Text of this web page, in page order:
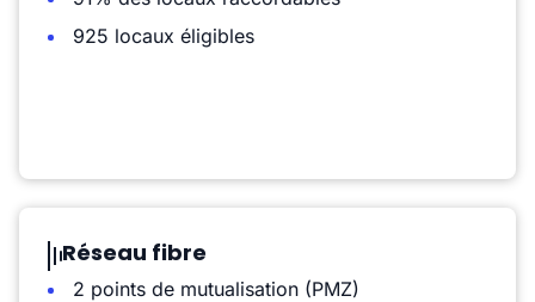
925 locaux éligibles
Réseau fibre
2 points de mutualisation (PMZ)